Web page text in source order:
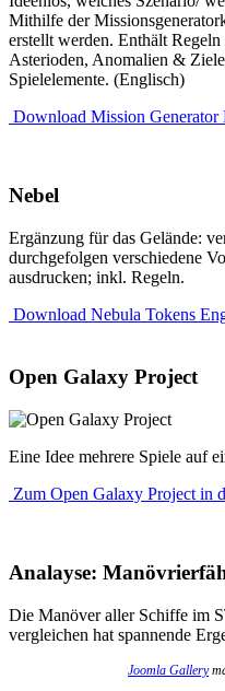
Mithilfe der
erstellt werden. Enthält
Asterioden, Anomalien &
Spielelemente. (Englisch)
Download Mission
Nebel
Ergänzung für das Gelände:
durchgefolgen verschiedene
ausdrucken; inkl. Regeln.
Download Nebula Tokens
Open Galaxy Project
Eine Idee mehrere Spiele auf
Zum Open Galaxy Project in
Analayse:
Die Manöver aller Schiffe im
vergleichen hat spannende
Joomla Gallery